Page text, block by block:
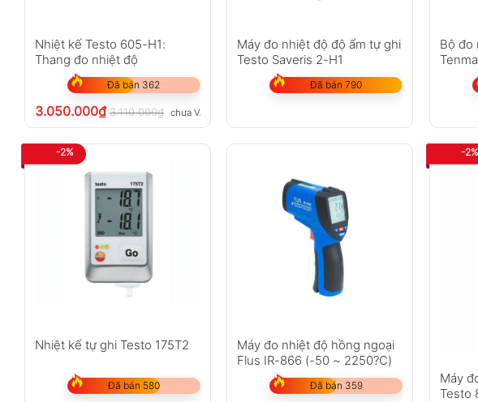
Nhiệt kế Testo 605-H1:
Thang đo nhiệt độ
Đã bán 362
3.050.000₫ 3.110.000₫ chưa VAT 8%
Máy đo nhiệt độ độ ẩm tự ghi
Testo Saveris 2-H1
Đã bán 790
Bộ đo
-2%
Nhiệt kế tự ghi Testo 175T2
Đã bán 580
Máy đo nhiệt độ hồng ngoại
Flus IR-866 (-50 ~ 2250?C)
Đã bán 359
-2%
Máy
Testo